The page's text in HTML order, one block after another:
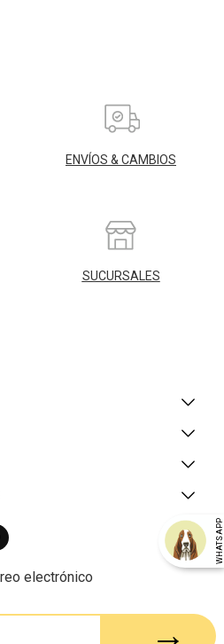
ENVÍOS & CAMBIOS
SUCURSALES
WHATSAPP